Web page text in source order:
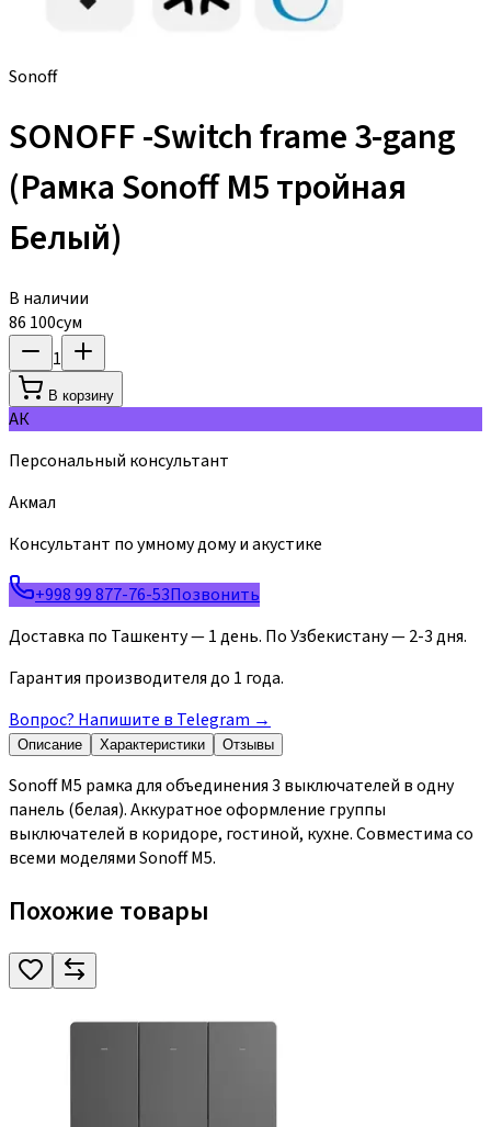
Sonoff
SONOFF -Switch frame 3-gang
(Рамка Sonoff М5 тройная
Белый)
В наличии
86 100сум
1
В корзину
АК
Персональный консультант
Акмал
Консультант по умному дому и акустике
+998 99 877-76-53Позвонить
Доставка по Ташкенту — 1 день. По Узбекистану — 2-3 дня.
Гарантия производителя до 1 года.
Вопрос? Напишите в Telegram →
Описание Характеристики Отзывы
Sonoff M5 рамка для объединения 3 выключателей в одну
панель (белая). Аккуратное оформление группы
выключателей в коридоре, гостиной, кухне. Совместима со
всеми моделями Sonoff M5.
Похожие товары